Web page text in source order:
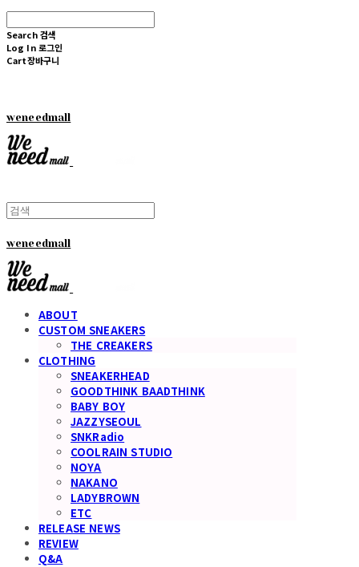
Search 검색
Log In 로그인
Cart장바구니
weneedmall
weneedmall
ABOUT
CUSTOM SNEAKERS
THE CREAKERS
CLOTHING
SNEAKERHEAD
GOODTHINK BAADTHINK
BABY BOY
JAZZYSEOUL
SNKRadio
COOLRAIN STUDIO
NOYA
NAKANO
LADYBROWN
ETC
RELEASE NEWS
REVIEW
Q&A